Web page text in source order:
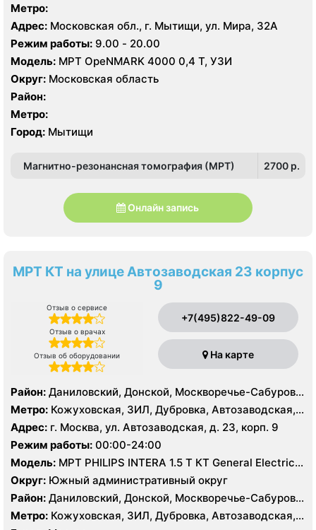
Метро:
Адрес: Московская обл., г. Мытищи, ул. Мира, 32А
Режим работы: 9.00 - 20.00
Модель: МРТ OpeNMARK 4000 0,4 Т, УЗИ
Округ: Московская область
Район:
Метро:
Город: Мытищи
Магнитно-резонансная томография (МРТ) 2700 p.
Онлайн запись
МРТ КТ на улице Автозаводская 23 корпус
9
Отзыв о сервисе
Отзыв о врачах
Отзыв об оборудовании
+7(495)822-49-09
На карте
Район: Даниловский, Донской, Москворечье-Сабурово,
Нагатино-Садовники, Нагатинский Затон, Нагорный
Метро: Кожуховская, ЗИЛ, Дубровка, Автозаводская,
Нагатинская, Технопарк, Тульская, Угрешская
Адрес: г. Москва, ул. Автозаводская, д. 23, корп. 9
Режим работы: 00:00-24:00
Модель: МРТ PHILIPS INTERA 1.5 T КТ General Electric
LIGHT SPEED 64 среза
Округ: Южный административный округ
Район: Даниловский, Донской, Москворечье-Сабурово,
Нагатино-Садовники, Нагатинский Затон, Нагорный
Метро: Кожуховская, ЗИЛ, Дубровка, Автозаводская,